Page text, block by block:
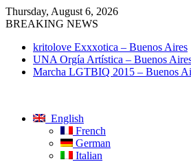
Thursday, August 6, 2026
BREAKING NEWS
kritolove Exxxotica – Buenos Aires
UNA Orgía Artística – Buenos
Marcha LGTBIQ 2015 – Buenos
English
French
German
Italian